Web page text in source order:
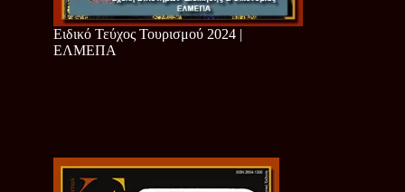
Ειδικό Τεύχος Τουρισμού 2024 |
ΕΛΜΕΠΑ